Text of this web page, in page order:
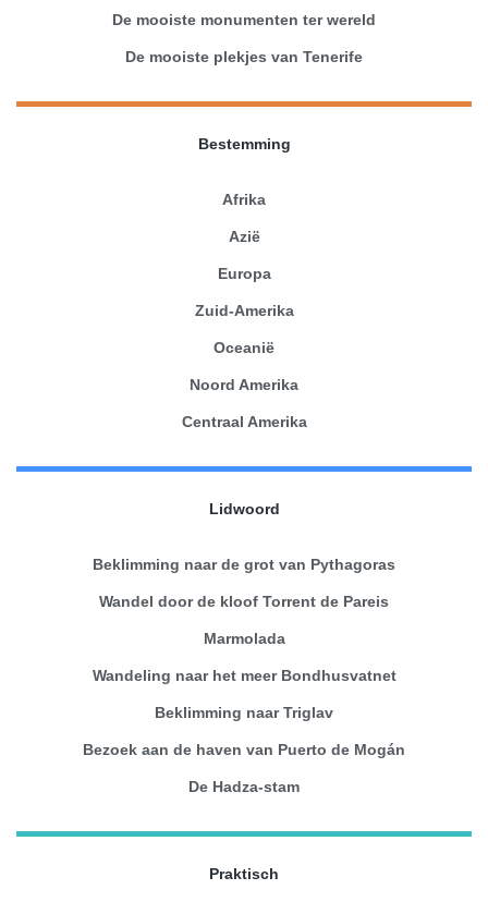
De mooiste monumenten ter wereld
De mooiste plekjes van Tenerife
Bestemming
Afrika
Azië
Europa
Zuid-Amerika
Oceanië
Noord Amerika
Centraal Amerika
Lidwoord
Beklimming naar de grot van Pythagoras
Wandel door de kloof Torrent de Pareis
Marmolada
Wandeling naar het meer Bondhusvatnet
Beklimming naar Triglav
Bezoek aan de haven van Puerto de Mogán
De Hadza-stam
Praktisch